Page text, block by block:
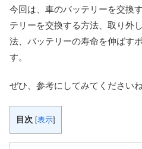
今回は、車のバッテリーを交換
テリーを交換する方法、取り外
法、バッテリーの寿命を伸ばす
す。
ぜひ、参考にしてみてください
目次 [表示]